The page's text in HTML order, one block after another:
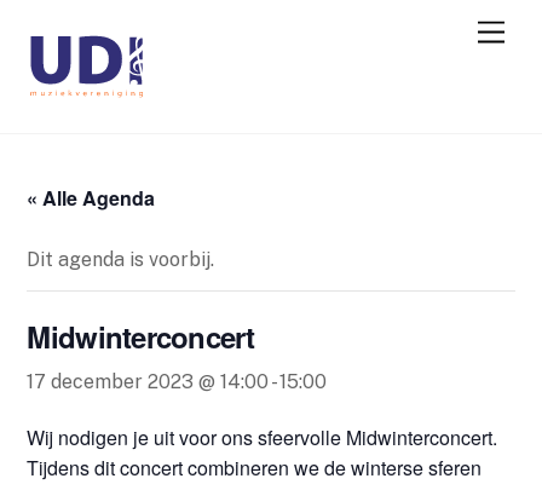
« Alle Agenda
Dit agenda is voorbij.
Midwinterconcert
17 december 2023 @ 14:00 -15:00
Wij nodigen je uit voor ons sfeervolle Midwinterconcert.
Tijdens dit concert combineren we de winterse sferen